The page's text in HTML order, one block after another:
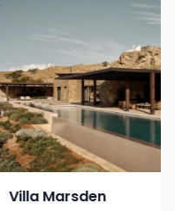
Villa Marsden